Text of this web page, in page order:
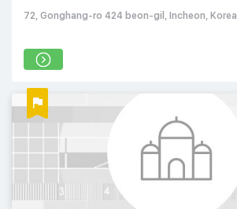
72, Gonghang-ro 424 beon-gil, Incheon, Korea